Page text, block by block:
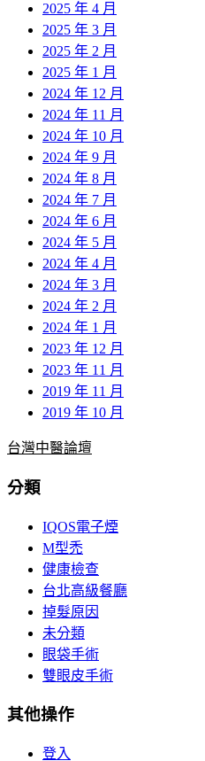
2025 年 4 月
2025 年 3 月
2025 年 2 月
2025 年 1 月
2024 年 12 月
2024 年 11 月
2024 年 10 月
2024 年 9 月
2024 年 8 月
2024 年 7 月
2024 年 6 月
2024 年 5 月
2024 年 4 月
2024 年 3 月
2024 年 2 月
2024 年 1 月
2023 年 12 月
2023 年 11 月
2019 年 11 月
2019 年 10 月
台灣中醫論壇
分類
IQOS電子煙
M型禿
健康檢查
台北高級餐廳
掉髮原因
未分類
眼袋手術
雙眼皮手術
其他操作
登入